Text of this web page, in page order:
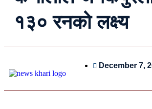
१३० रनको लक्ष्य
December 7,